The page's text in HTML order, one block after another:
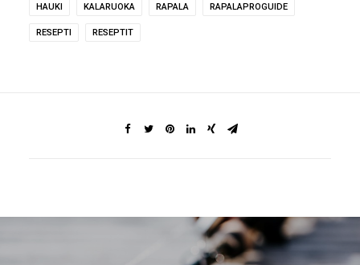
HAUKI KALARUOKA RAPALA RAPALAPROGUIDE
RESEPTI RESEPTIT